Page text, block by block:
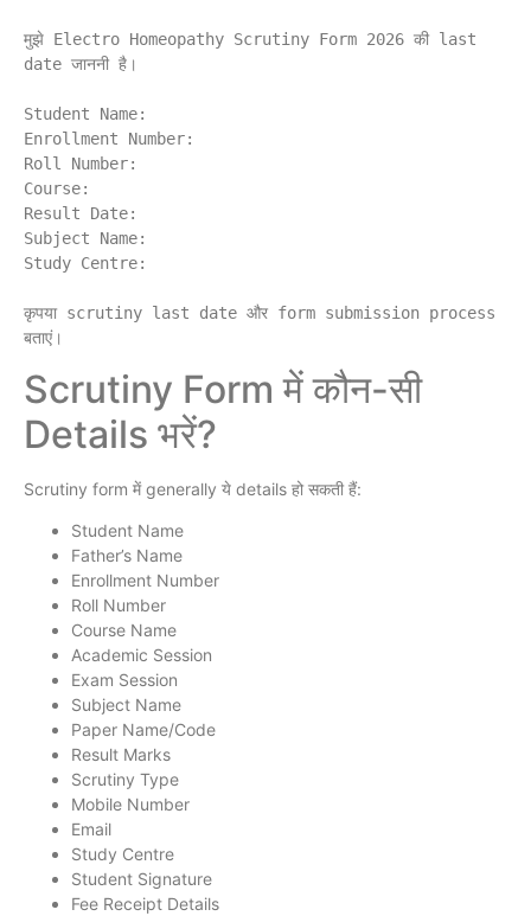
मुझे Electro Homeopathy Scrutiny Form 2026 की last
date जाननी है।
Student Name:
Enrollment Number:
Roll Number:
Course:
Result Date:
Subject Name:
Study Centre:
कृपया scrutiny last date और form submission process
Scrutiny Form में कौन-सी
Details भरें?
Scrutiny form में generally ये details हो सकती हैं:
Student Name
Father’s Name
Enrollment Number
Roll Number
Course Name
Academic Session
Exam Session
Subject Name
Paper Name/Code
Result Marks
Scrutiny Type
Mobile Number
Email
Study Centre
Student Signature
Fee Receipt Details